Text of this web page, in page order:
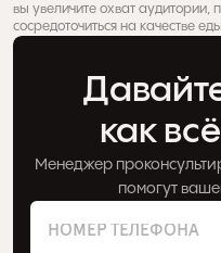
вы увеличите охват аудитории,
сосредоточиться на качестве
как
Менеджер
помогут